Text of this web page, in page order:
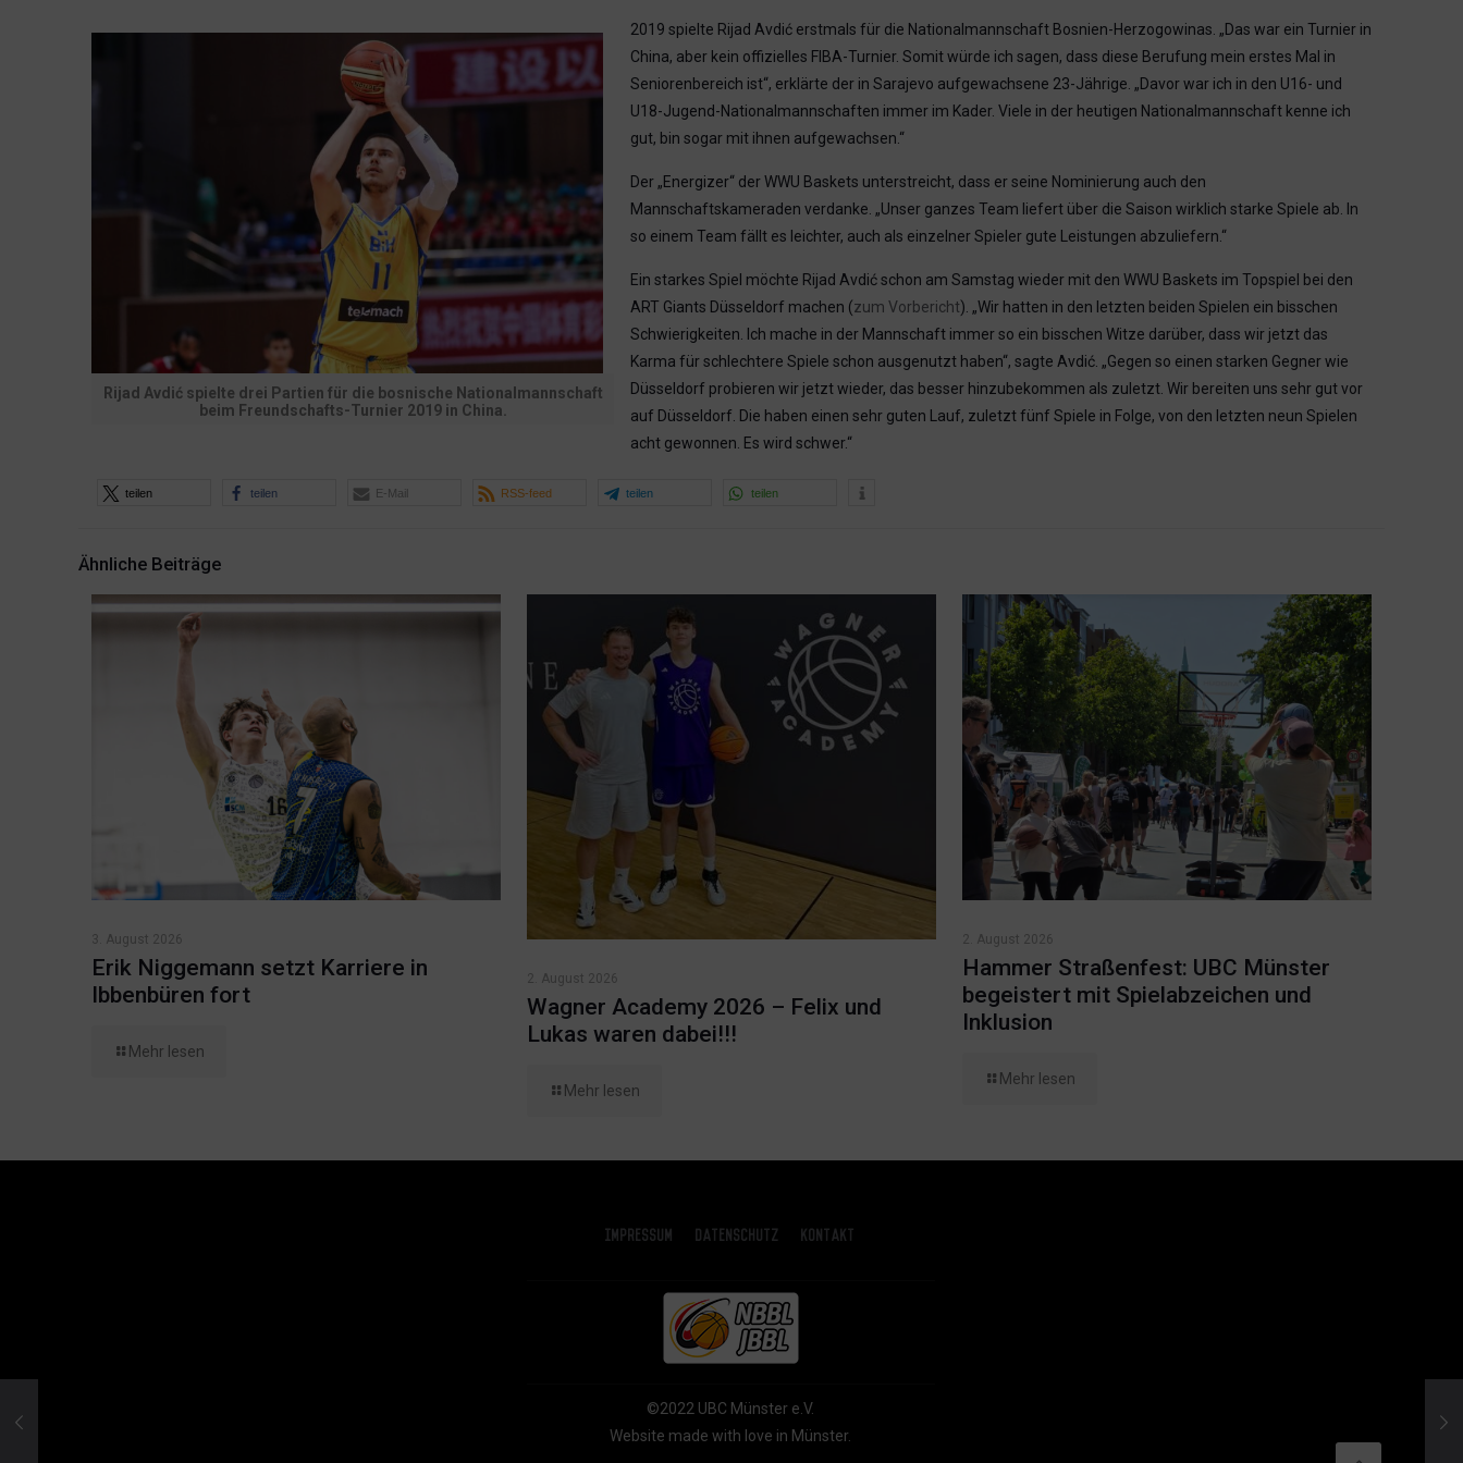
Rijad Avdić spielte drei Partien für die bosnische Nationalmannschaft
beim Freundschafts-Turnier 2019 in China.
2019 spielte Rijad Avdić erstmals für die Nationalmannschaft Bosnien-Herzogowinas. „Das war ein Turnier in
China, aber kein offizielles FIBA-Turnier. Somit würde ich sagen, dass diese Berufung mein erstes Mal in
Seniorenbereich ist“, erklärte der in Sarajevo aufgewachsene 23-Jährige. „Davor war ich in den U16- und
U18-Jugend-Nationalmannschaften immer im Kader. Viele in der heutigen Nationalmannschaft kenne ich
gut, bin sogar mit ihnen aufgewachsen.“
Der „Energizer“ der WWU Baskets unterstreicht, dass er seine Nominierung auch den
Mannschaftskameraden verdanke. „Unser ganzes Team liefert über die Saison wirklich starke Spiele ab. In
so einem Team fällt es leichter, auch als einzelner Spieler gute Leistungen abzuliefern.“
Ein starkes Spiel möchte Rijad Avdić schon am Samstag wieder mit den WWU Baskets im Topspiel bei den
ART Giants Düsseldorf machen (zum Vorbericht). „Wir hatten in den letzten beiden Spielen ein bisschen
Schwierigkeiten. Ich mache in der Mannschaft immer so ein bisschen Witze darüber, dass wir jetzt das
Karma für schlechtere Spiele schon ausgenutzt haben“, sagte Avdić. „Gegen so einen starken Gegner wie
Düsseldorf probieren wir jetzt wieder, das besser hinzubekommen als zuletzt. Wir bereiten uns sehr gut vor
auf Düsseldorf. Die haben einen sehr guten Lauf, zuletzt fünf Spiele in Folge, von den letzten neun Spielen
acht gewonnen. Es wird schwer.“
teilen teilen E-Mail RSS-feed teilen teilen
Ähnliche Beiträge
3. August 2026
Erik Niggemann setzt Karriere in
Ibbenbüren fort
Mehr lesen
2. August 2026
Wagner Academy 2026 – Felix und
Lukas waren dabei!!!
Mehr lesen
2. August 2026
Hammer Straßenfest: UBC Münster
begeistert mit Spielabzeichen und
Inklusion
Mehr lesen
Impressum Datenschutz Kontakt
©2022 UBC Münster e.V.
Website made with love in Münster.